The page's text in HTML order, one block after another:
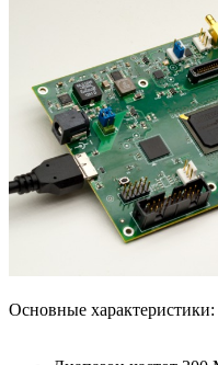
Основные характеристики: